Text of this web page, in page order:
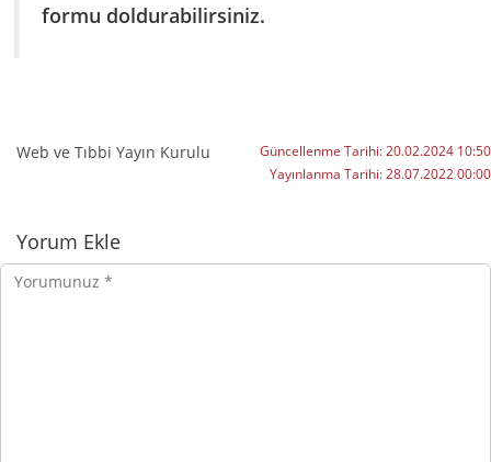
formu doldurabilirsiniz.
Web ve Tıbbi Yayın Kurulu Güncellenme Tarihi:20.02.2024 10:50
Yayınlanma Tarihi:28.07.2022 00:00
Yorumlar
Yorum Ekle
Yorumunuz